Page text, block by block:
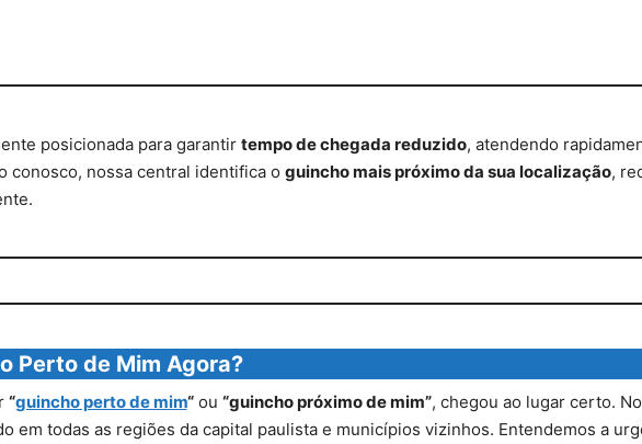
posicionada para garantir tempo de chegada reduzido, atendendo
conosco, nossa central identifica o guincho mais próximo da sua localização,
Perto de Mim Agora?
“guincho perto de mim“ou “guincho próximo de mim”, chegou ao lugar certo.
em todas as regiões da capital paulista e municípios vizinhos. Entendemos a